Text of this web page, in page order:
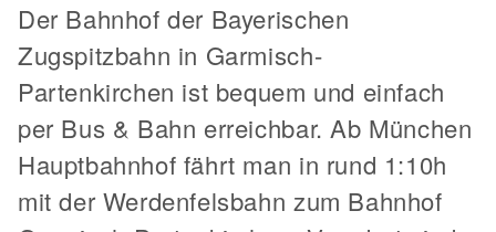
Der Bahnhof der Bayerischen
Zugspitzbahn in Garmisch-
Partenkirchen ist bequem und einfach
per Bus & Bahn erreichbar. Ab München
Hauptbahnhof fährt man in rund 1:10h
mit der Werdenfelsbahn zum Bahnhof